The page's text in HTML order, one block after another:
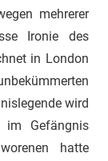
mehrerer
Ironie des
in London
wird
Gefängnis
hatte